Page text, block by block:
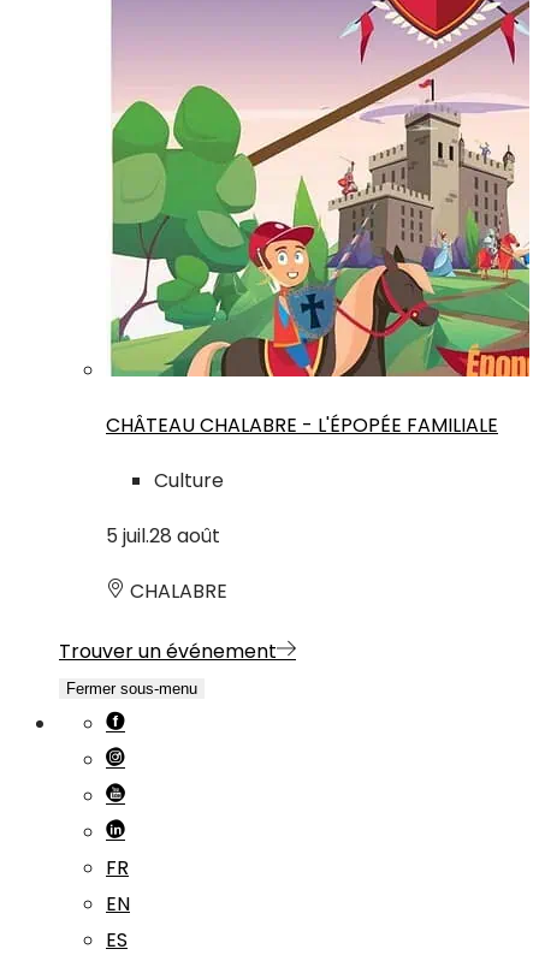
CHÂTEAU CHALABRE - L'ÉPOPÉE FAMILIALE
Culture
5 juil.28 août
CHALABRE
Trouver un événement
Fermer sous-menu
FR
EN
ES